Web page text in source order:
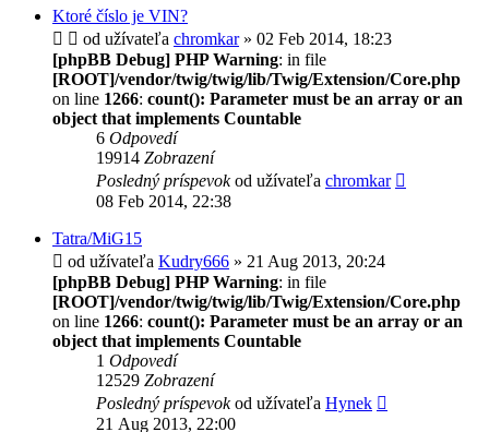
Ktoré číslo je VIN?
od užívateľa chromkar» 02 Feb 2014, 18:23
[phpBB Debug] PHP Warning: in file
[ROOT]/vendor/twig/twig/lib/Twig/Extension/Core.php
on line 1266: count(): Parameter must be an array or an
object that implements Countable
6 Odpovedí
19914 Zobrazení
Posledný príspevokod užívateľa chromkar
08 Feb 2014, 22:38
Tatra/MiG15
od užívateľa Kudry666 » 21 Aug 2013, 20:24
[phpBB Debug] PHP Warning: in file
[ROOT]/vendor/twig/twig/lib/Twig/Extension/Core.php
on line 1266: count(): Parameter must be an array or an
object that implements Countable
1 Odpovedí
12529 Zobrazení
Posledný príspevokod užívateľa Hynek
21 Aug 2013, 22:00